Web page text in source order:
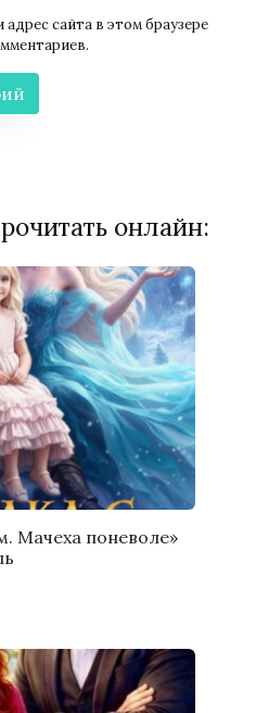
сайта в этом браузере
онлайн:
Мачеха поневоле»